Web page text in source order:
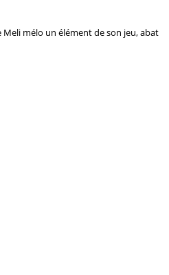
mélo un élément de son jeu, abat